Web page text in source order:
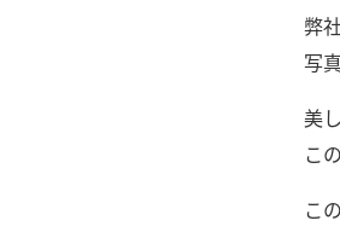
弊
写
美
こ
こ